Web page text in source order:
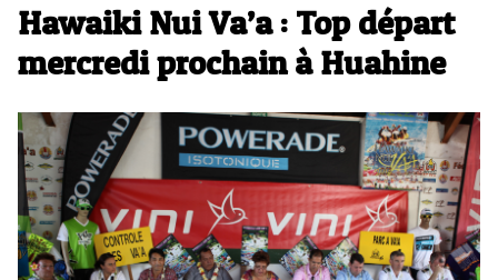
Hawaiki Nui Va’a : Top départ
mercredi prochain à Huahine